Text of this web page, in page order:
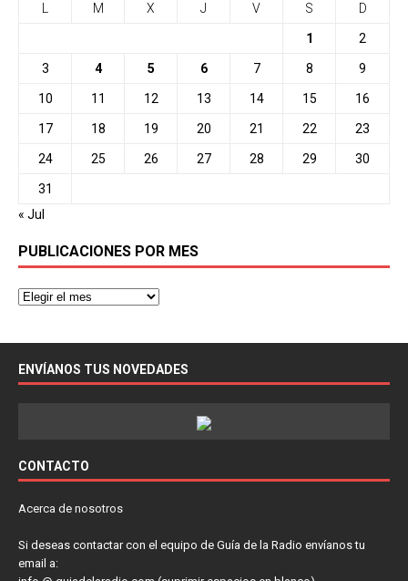
M X J V S D
1 2
3 4 5 6 7 8 9
10 11 12 13 14 15 16
17 18 19 20 21 22 23
24 25 26 27 28 29 30
31
« Jul
PUBLICACIONES POR MES
ENVÍANOS TUS NOVEDADES
CONTACTO
Acerca de nosotros
Si deseas contactar con el equipo de Guía de la Radio envíanos tu
email a: